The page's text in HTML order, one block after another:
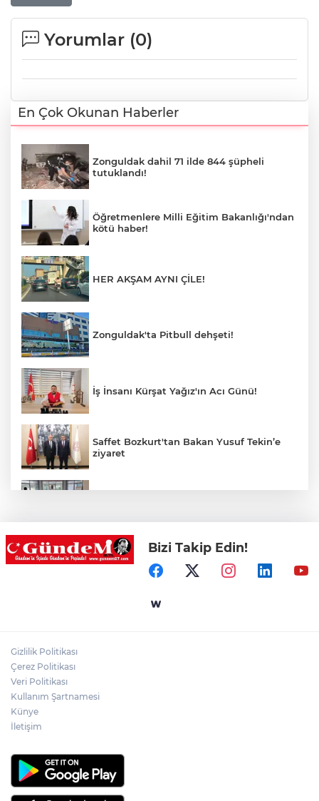
Yorumlar (0)
En Çok Okunan Haberler
Zonguldak dahil 71 ilde 844 şüpheli
tutuklandı!
Öğretmenlere Milli Eğitim Bakanlığı'ndan
kötü haber!
HER AKŞAM AYNI ÇİLE!
Zonguldak'ta Pitbull dehşeti!
İş İnsanı Kürşat Yağız'ın Acı Günü!
Saffet Bozkurt'tan Bakan Yusuf Tekin’e
ziyaret
Zonguldak'ta yaya geçidinde kadına
otomobil çarptı!
Bizi Takip Edin!
Gizlilik Politikası
Çerez Politikası
Veri Politikası
Kullanım Şartnamesi
Künye
İletişim